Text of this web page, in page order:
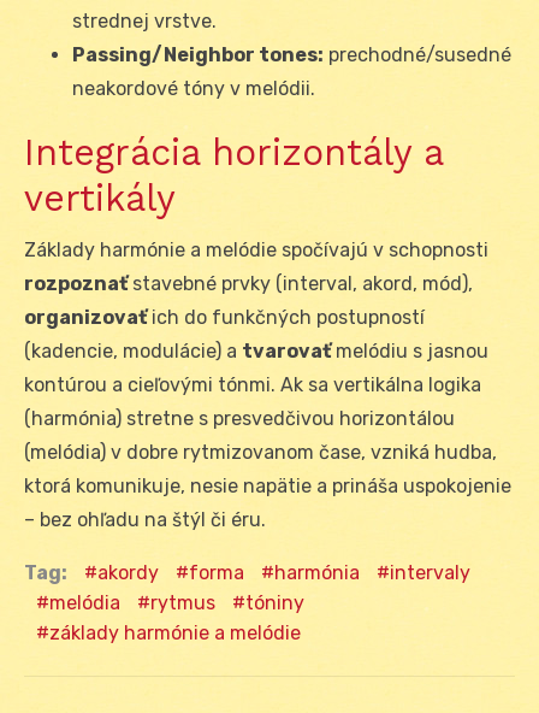
strednej vrstve.
Passing/Neighbor tones: prechodné/susedné
neakordové tóny v melódii.
Integrácia horizontály a
vertikály
Základy harmónie a melódie spočívajú v schopnosti
rozpoznaťstavebné prvky (interval, akord, mód),
organizovaťich do funkčných postupností
(kadencie, modulácie) a tvarovaťmelódiu s jasnou
kontúrou a cieľovými tónmi. Ak sa vertikálna logika
(harmónia) stretne s presvedčivou horizontálou
(melódia) v dobre rytmizovanom čase, vzniká hudba,
ktorá komunikuje, nesie napätie a prináša uspokojenie
– bez ohľadu na štýl či éru.
Tag: akordy forma harmónia
intervaly
melódia
rytmus
tóniny
základy harmónie a melódie